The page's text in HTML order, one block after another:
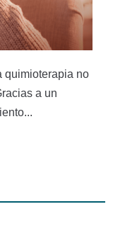
quimioterapia no
a un